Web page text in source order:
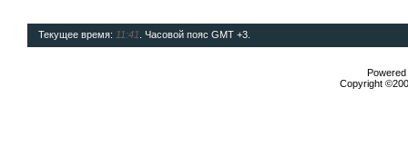
Текущее время: 11:41 . Часовой пояс GMT +3.
Copyright